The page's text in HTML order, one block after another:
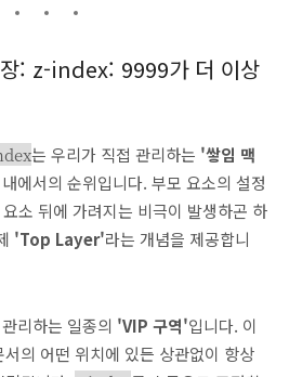
: z-index: 9999가 더 이상
는 우리가 직접 관리하는 '쌓임 맥
내에서의 순위입니다. 부모 요소의 설정
소 뒤에 가려지는 비극이 발생하곤 하
'Top Layer'라는 개념을 제공합니
리하는 일종의 'VIP 구역'입니다. 이
의 어떤 위치에 있든 상관없이 항상